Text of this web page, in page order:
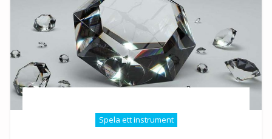
Spela ett instrument